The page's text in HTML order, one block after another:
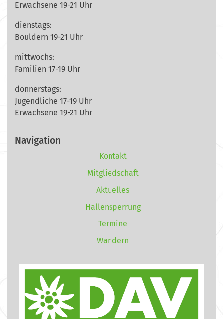
Erwachsene 19-21 Uhr
dienstags:
Bouldern 19-21 Uhr
mittwochs:
Familien 17-19 Uhr
donnerstags:
Jugendliche 17-19 Uhr
Erwachsene 19-21 Uhr
Navigation
Kontakt
Mitgliedschaft
Aktuelles
Hallensperrung
Termine
Wandern